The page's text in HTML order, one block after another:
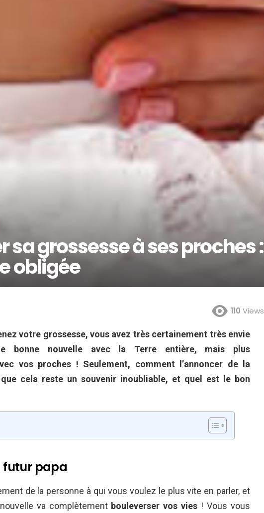
sa grossesse à ses proches :
obligée
110 Views
votre grossesse, vous avez très certainement très envie
bonne nouvelle avec la Terre entière, mais plus
vos proches ! Seulement, comment l’annoncer de la
cela reste un souvenir inoubliable, et quel est le bon
futur papa
de la personne à qui vous voulez le plus vite en parler, et
va complètement bouleverser vos vies ! Vous vous